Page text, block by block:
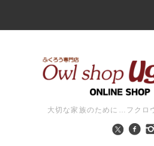
大切な家族のために…フクロ